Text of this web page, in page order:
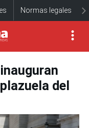
Normas legales
del